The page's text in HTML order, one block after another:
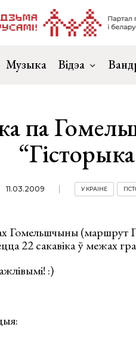
Музыка Відэа
па
11.03.2009 У КРАІНЕ
Гомельшчыны (маршрут
22 сакавіка ў межах
:)